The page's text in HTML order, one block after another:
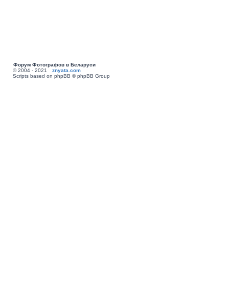
Форум Фотографов в Беларуси
© 2004 - 2021 znyata.com
Scripts based on phpBB © phpBB Group